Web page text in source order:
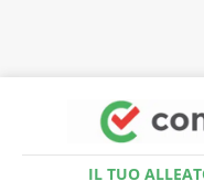
IL TUO